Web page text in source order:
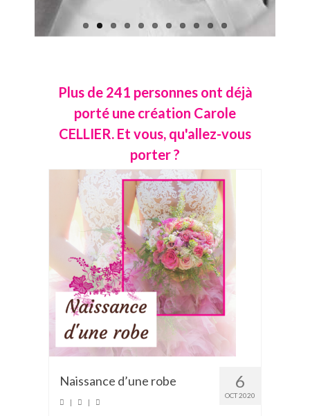
Plus de 241 personnes ont déjà
porté une création Carole
CELLIER. Et vous, qu'allez-vous
porter ?
6
OCT 2020
Naissance d’une robe
| |